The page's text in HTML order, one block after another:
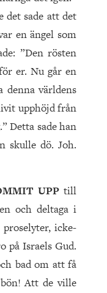
det sade att det
en ängel som
”Den rösten
er. Nu går en
denna världens
upphöjd från
Detta sade han
skulle dö. Joh.
UPP till
och deltaga i
icke-
på Israels Gud.
bad om att få
Att de ville